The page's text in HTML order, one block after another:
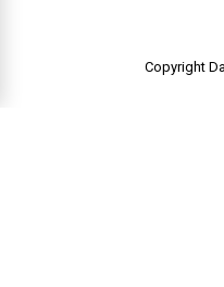
Copyright